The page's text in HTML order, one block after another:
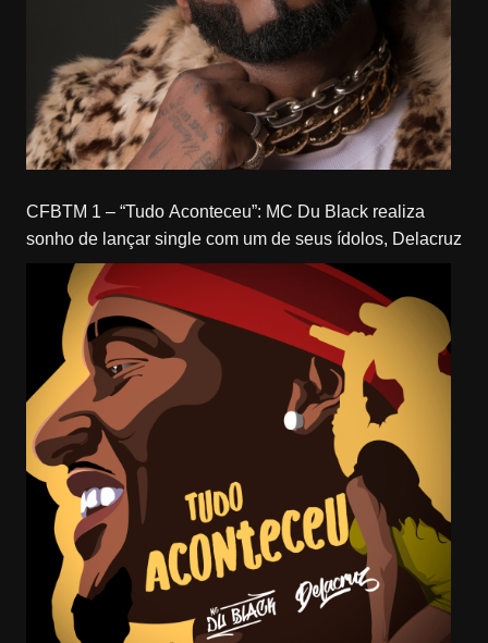
CFBTM 1 – “Tudo Aconteceu”: MC Du Black realiza
sonho de lançar single com um de seus ídolos, Delacruz